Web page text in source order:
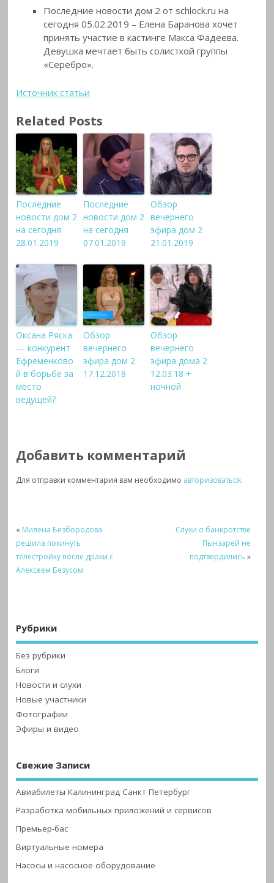
Последние новости дом 2 от schlock.ru на
сегодня 05.02.2019 – Елена Баранова хочет
принять участие в кастинге Макса Фадеева.
Девушка мечтает быть солисткой группы
«Серебро».
Источник статьи
Related Posts
Последние
новости дом 2
на сегодня
28.01.2019
Последние
новости дом 2
на сегодня
07.01.2019
Обзор
вечернего
эфира дом 2
21.01.2019
Оксана Ряска
— конкурент
Ефременково
й в борьбе за
место
ведущей?
Обзор
вечернего
эфира дом 2
17.12.2018
Обзор
вечернего
эфира дома 2
12.03.18 +
ночной
Добавить комментарий
Для отправки комментария вам необходимо авторизоваться.
« Милена Безбородова
решила покинуть
телестройку после драки с
Алексеем Безусом
Слухи о банкротстве
Пынзарей не
подтвердились »
Рубрики
Без рубрики
Блоги
Новости и слухи
Новые участники
Фотографии
Эфиры и видео
Свежие Записи
Авиабилеты Калининград Санкт Петербург
Разработка мобильных приложений и сервисов
Премьер-бас
Виртуальные номера
Насосы и насосное оборудование